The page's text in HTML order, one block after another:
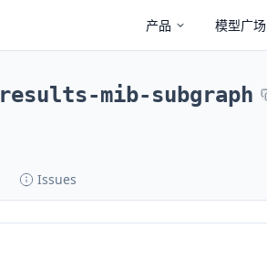
产品 模型广场
results-mib-subgraph
Issues